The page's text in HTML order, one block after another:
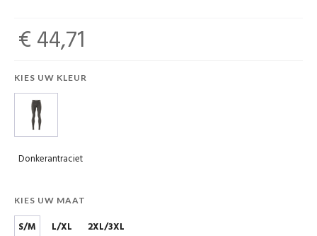
€ 44,71
KIES UW KLEUR
Donkerantraciet
KIES UW MAAT
S/M L/XL 2XL/3XL